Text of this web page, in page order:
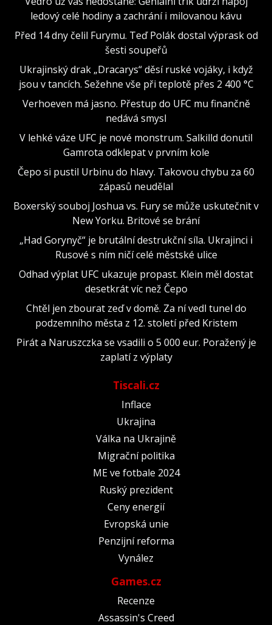
ledový celé hodiny a zachrání i milovanou kávu
Před 14 dny čelil Furymu. Teď Polák dostal výprask od
šesti soupeřů
Ukrajinský drak „Dracarys“ děsí ruské vojáky, i když
jsou v tancích. Sežehne vše při teplotě přes 2 400 °C
Verhoeven má jasno. Přestup do UFC mu finančně
nedává smysl
V lehké váze UFC je nové monstrum. Salkilld donutil
Gamrota odklepat v prvním kole
Čepo si pustil Urbinu do hlavy. Takovou chybu za 60
zápasů neudělal
Boxerský souboj Joshua vs. Fury se může uskutečnit v
New Yorku. Britové se brání
„Had Gorynyč“ je brutální destrukční síla. Ukrajinci i
Rusové s ním ničí celé městské ulice
Odhad výplat UFC ukazuje propast. Klein měl dostat
desetkrát víc než Čepo
Chtěl jen zbourat zeď v domě. Za ní vedl tunel do
podzemního města z 12. století před Kristem
Pirát a Naruszczka se vsadili o 5 000 eur. Poražený je
zaplatí z výplaty
Tiscali.cz
Inflace
Ukrajina
Válka na Ukrajině
Migrační politika
ME ve fotbale 2024
Ruský prezident
Ceny energií
Evropská unie
Penzijní reforma
Vynález
Games.cz
Recenze
Assassin's Creed